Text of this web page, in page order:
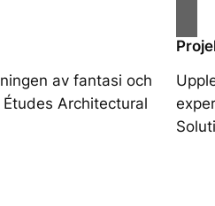
av fantasi och
Architectural